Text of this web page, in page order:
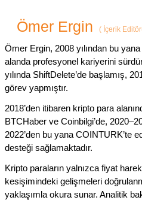
Ömer Ergin ( İçerik
Ömer Ergin, 2008 yılından bu
alanda profesyonel kariyerini
yılında ShiftDelete’de başlamış,
görev yapmıştır.
2018’den itibaren kripto para
BTCHaber ve Coinbilgi’de,
2022’den bu yana COINTURK’te
desteği sağlamaktadır.
Kripto paraların yalnızca fiyat
kesişimindeki gelişmeleri
yaklaşımla okura sunar. Analitik